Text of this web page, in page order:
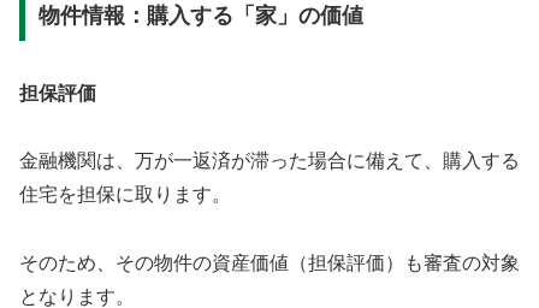
物件情報：購入する「家」の価値
担保評価
金融機関は、万が一返済が滞った場合に備えて、購入する
住宅を担保に取ります。
そのため、その物件の資産価値（担保評価）も審査の対象
となります。